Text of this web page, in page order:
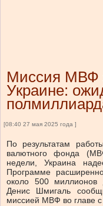
Миссия МВФ
Украине:
[08:40 27 мая 2025 года ]
По результатам
валютного фонда
недели, Украина
Программе
около 500 миллионов
Денис Шмигаль
миссией МВФ во главе